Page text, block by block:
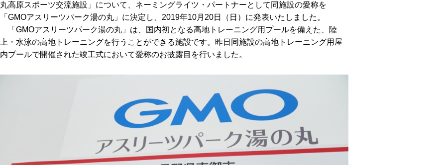
丸高原スポーツ交流施設」について、ネーミングライツ・パートナーとして同施設の愛称を
「GMOアスリーツパーク湯の丸」に決定し、2019年10月20日（日）に発表いたしました。
「GMOアスリーツパーク湯の丸」は、国内初となる高地トレーニング用プールを備えた、陸
上・水泳の高地トレーニングを行うことができる施設です。昨日同施設の高地トレーニング用屋
内プールで開催された竣工式において愛称のお披露目を行いました。